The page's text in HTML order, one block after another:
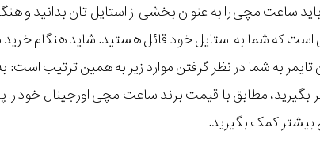
ساعت مچی را به عنوان بخشی از استایل تان بدانید
که شما به استایل خود قائل هستید. شاید هنگام خرید
تایمر به شما در نظر گرفتن موارد زیر به همین
بگیرید، مطابق با قیمت برند ساعت مچی اورجینال خود
بیشتر کمک بگیرید.